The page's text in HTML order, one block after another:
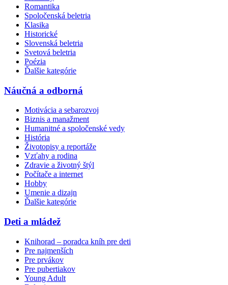
Romantika
Spoločenská beletria
Klasika
Historické
Slovenská beletria
Svetová beletria
Poézia
Ďalšie kategórie
Náučná a odborná
Motivácia a sebarozvoj
Biznis a manažment
Humanitné a spoločenské vedy
História
Životopisy a reportáže
Vzťahy a rodina
Zdravie a životný štýl
Počítače a internet
Hobby
Umenie a dizajn
Ďalšie kategórie
Deti a mládež
Knihorad – poradca kníh pre deti
Pre najmenších
Pre prvákov
Pre pubertiakov
Young Adult